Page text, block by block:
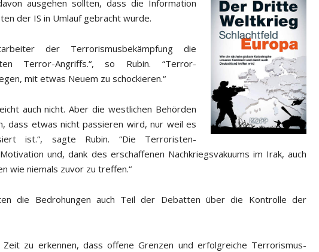
ausgehen sollten, dass die Information
der IS in Umlauf gebracht wurde.
der Terrorismusbekämpfung die
Terror-Angriffs.“, so Rubin. “Terror-
mit etwas Neuem zu schockieren.“
auch nicht. Aber die westlichen Behörden
dass etwas nicht passieren wird, nur weil es
ist.“, sagte Rubin. “Die Terroristen-
und, dank des erschaffenen Nachkriegsvakuums im Irak, auch
wie niemals zuvor zu treffen.“
die Bedrohungen auch Teil der Debatten über die Kontrolle der
Zeit zu erkennen, dass offene Grenzen und erfolgreiche Terrorismus-